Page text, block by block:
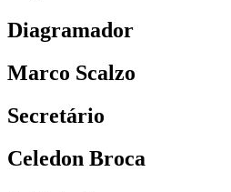
Diagramador
Marco Scalzo
Secretário
Celedon Broca